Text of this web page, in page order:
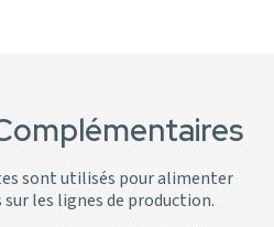
sont utilisés pour alimenter
les lignes de production.